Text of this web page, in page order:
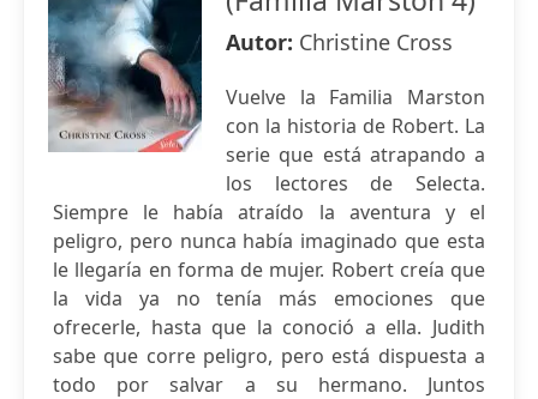
Autor: Christine Cross
Vuelve la Familia Marston
con la historia de Robert. La
serie que está atrapando a
los lectores de Selecta.
Siempre le había atraído la aventura y el
peligro, pero nunca había imaginado que esta
le llegaría en forma de mujer. Robert creía que
la vida ya no tenía más emociones que
ofrecerle, hasta que la conoció a ella. Judith
sabe que corre peligro, pero está dispuesta a
todo por salvar a su hermano. Juntos